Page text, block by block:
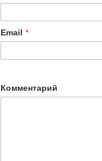
Email *
Комментарий